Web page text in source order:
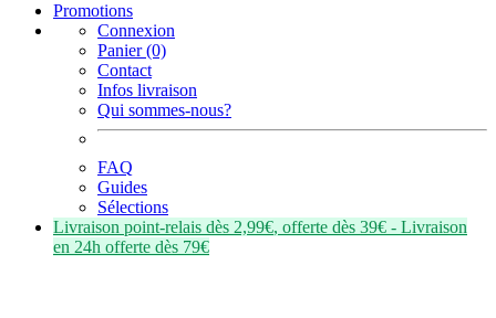
Promotions
Connexion
Panier (0)
Contact
Infos livraison
Qui sommes-nous?
FAQ
Guides
Sélections
Livraison point-relais dès 2,99€, offerte dès 39€ - Livraison
en 24h offerte dès 79€